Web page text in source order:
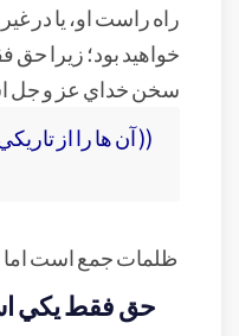
راه راست او، يا در
خواهيد بود؛ زيرا
سخن خداي عز و جل
(( آن ها را از
ظلمات جمع است
حق فقط يکي